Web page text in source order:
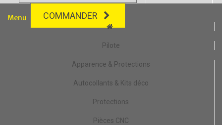
COMMANDER
Menu
Pilote
Apparence & Protections
Autocollants & Kits déco
Protections
Pièces CNC